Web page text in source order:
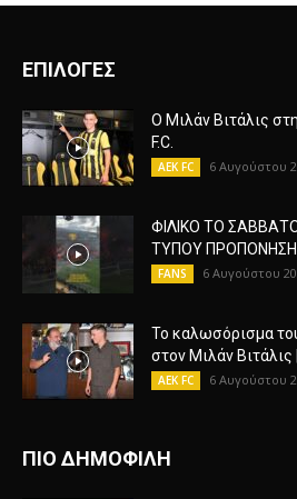
ΕΠΙΛΟΓΕΣ
Ο Μιλάν Βιτάλις
F.C.
AEK FC 6 Αυγούστου
ΦΙΛΙΚΟ ΤΟ
ΤΥΠΟΥ
FANS 6 Αυγούστου
Το καλωσόρισμα
στον Μιλάν Βιτάλις
AEK FC 6 Αυγούστου
ΠΙΟ ΔΗΜΟΦΙΛΗ